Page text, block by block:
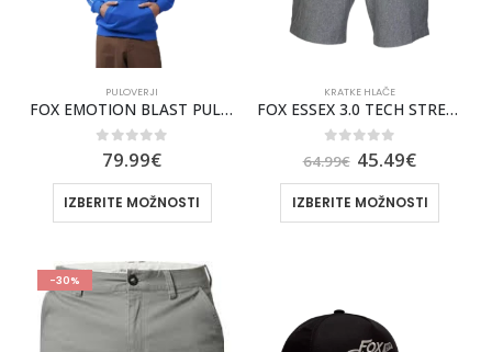
PULOVERJI
FOX EMOTION BLAST PULOVER S KAPUCO [BLU]
0out of 5
79.99€
IZBERITE MOŽNOSTI
KRATKE HLAČE
FOX ESSEX 3.0 TECH STRECH MOŠKE KRATKE HLAČE FOX [HTR GRAPH]
out of 5
64.99€ 45.49€
IZBERITE MOŽNOSTI
-30%